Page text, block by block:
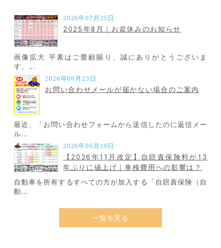
2026年07月25日
2025年8月｜お盆休みのお知らせ
画像拡大 平素はご愛顧賜り、誠にありがとうございま
す。...
2026年06月23日
お問い合わせメールが届かない場合のご案内
最近、「お問い合わせフォームから送信したのに返信メー
ル...
2026年06月19日
【2026年11月改定】自賠責保険料が13
年ぶりに値上げ｜車検費用への影響は？
自動車を所有するすべての方が加入する「自賠責保険（自
動...
一覧を見る